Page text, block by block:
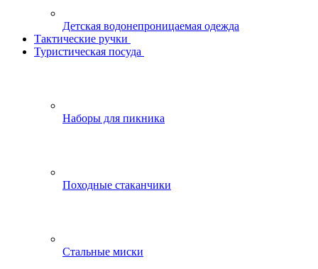
Детская водонепроницаемая одежда
Тактические ручки
Туристическая посуда
Наборы для пикника
Походные стаканчики
Стальные миски